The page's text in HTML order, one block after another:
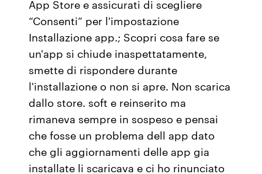
App Store e assicurati di scegliere
“Consenti” per l'impostazione
Installazione app.; Scopri cosa fare se
un'app si chiude inaspettatamente,
smette di rispondere durante
l'installazione o non si apre. Non scarica
dallo store. soft e reinserito ma
rimaneva sempre in sospeso e pensai
che fosse un problema dell app dato
che gli aggiornamenti delle app gia
installate li scaricava e ci ho rinunciato